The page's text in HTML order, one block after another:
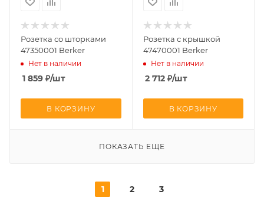
Розетка со шторками
47350001 Berker
Нет в наличии
1 859 ₽/шт
В КОРЗИНУ
Розетка с крышкой
47470001 Berker
Нет в наличии
2 712₽/шт
В КОРЗИНУ
ПОКАЗАТЬ ЕЩЕ
1 2 3